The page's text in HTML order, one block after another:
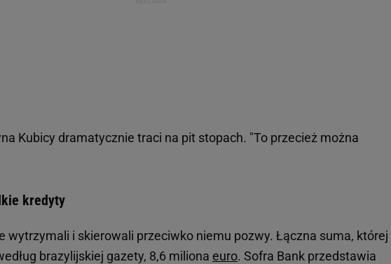
Kubicy dramatycznie traci na pit stopach. "To przecież można
kredyty
wytrzymali i skierowali przeciwko niemu pozwy. Łączna suma, której
brazylijskiej gazety, 8,6 miliona euro. Sofra Bank przedstawia